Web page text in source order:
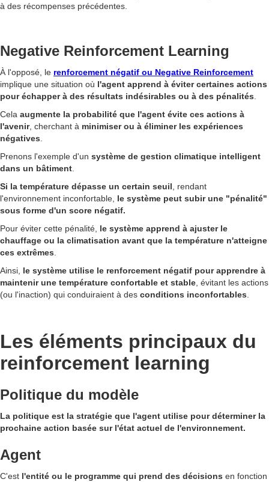
à des récompenses précédentes.
Negative Reinforcement Learning
À l'opposé, le renforcement négatif ou Negative Reinforcement
implique une situation où l'agent apprend à éviter certaines actions
pour échapper à des résultats indésirables ou à des pénalités
Cela augmente la probabilité que l'agent évite ces actions à
l'avenir, cherchant à minimiser ou à éliminer les expériences
négatives
Prenons l'exemple d'un système de gestion climatique intelligent
dans un bâtiment
Si la température dépasse un certain seuil , rendant
l'environnement inconfortable, le système peut subir une "pénalité"
sous forme d'un score négatif.
Pour éviter cette pénalité, le système apprend à ajuster le
chauffage ou la climatisation avant que la température n'atteigne
ces extrêmes
Ainsi, le système utilise le renforcement négatif pour apprendre à
maintenir une température confortable et stable , évitant les actions
(ou l'inaction) qui conduiraient à des conditions inconfortables
Les éléments principaux du
reinforcement learning
Politique du modèle
La politique est la stratégie que l'agent utilise pour déterminer la
prochaine action basée sur l'état actuel de l'environnement.
Agent
C'est l'entité ou le programme qui prend des décisions en fonction